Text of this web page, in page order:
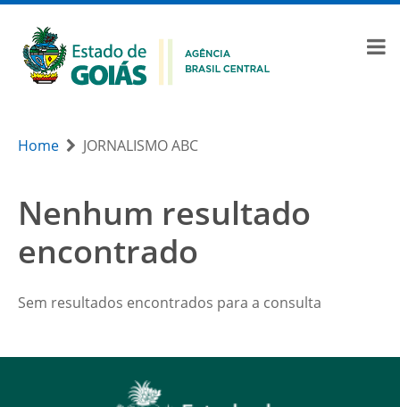
Home JORNALISMO ABC
Nenhum resultado
encontrado
Sem resultados encontrados para a consulta